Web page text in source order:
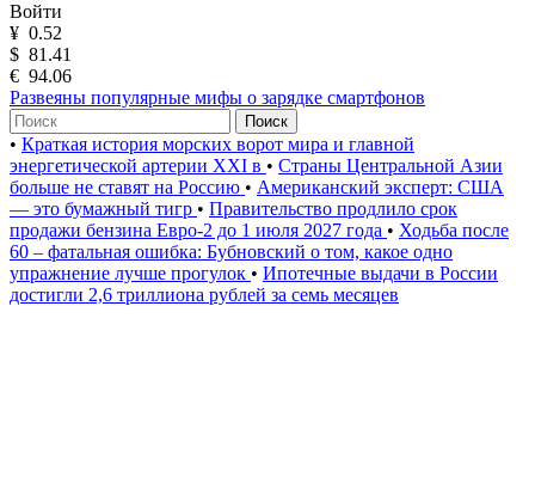
Войти
¥ 0.52
$ 81.41
€ 94.06
Развеяны популярные мифы о зарядке смартфонов
Поиск
• Краткая история морских ворот мира и главной
энергетической артерии XXI в • Страны Центральной Азии
больше не ставят на Россию • Американский эксперт: США
— это бумажный тигр • Правительство продлило срок
продажи бензина Евро-2 до 1 июля 2027 года • Ходьба после
60 – фатальная ошибка: Бубновский о том, какое одно
упражнение лучше прогулок • Ипотечные выдачи в России
достигли 2,6 триллиона рублей за семь месяцев